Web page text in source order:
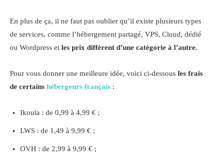
En plus de ça, il ne faut pas oublier qu’il existe plusieurs types
de services, comme l’hébergement partagé, VPS, Cloud, dédié
ou Wordpress et les prix diffèrent d’une catégorie à l’autre.
Pour vous donner une meilleure idée, voici ci-dessous les frais
de certains hébergeurs français :
Ikoula : de 0,99 à 4,99 € ;
LWS : de 1,49 à 9,99 € ;
OVH : de 2,99 à 9,99 € ;